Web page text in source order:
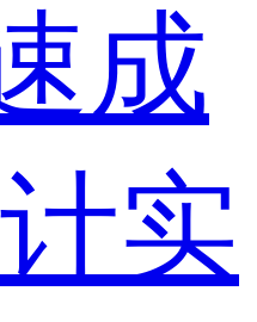
成
实